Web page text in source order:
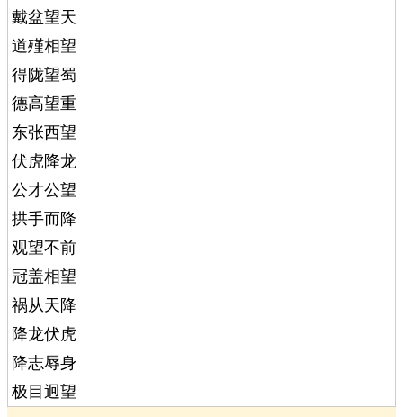
戴盆望天
道殣相望
得陇望蜀
德高望重
东张西望
伏虎降龙
公才公望
拱手而降
观望不前
冠盖相望
祸从天降
降龙伏虎
降志辱身
极目迥望